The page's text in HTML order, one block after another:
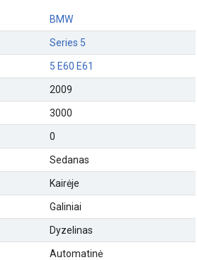
BMW
Series 5
5 E60 E61
2009
3000
0
Sedanas
Kairėje
Galiniai
Dyzelinas
Automatinė